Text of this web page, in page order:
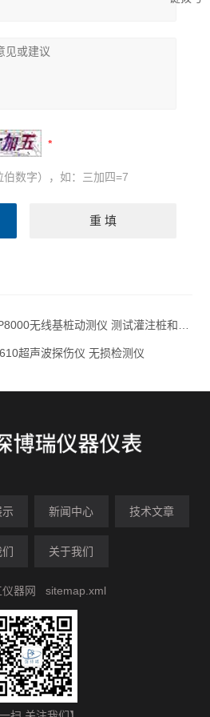
数字），如：三加四=7
无线基桩动测仪 测试灌注桩和打入桩
超声波探伤仪 无损检测仪
新闻中心 技术文章
关于我们
器网 sitemap.xml